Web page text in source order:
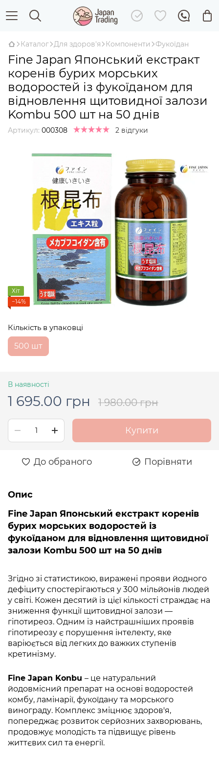
Каталог Для здоров'я Компоненти Фукоїдан
Fine Japan Японський екстракт
коренів бурих морських
водоростей із фукоїданом для
відновлення щитовидної залози
Kombu 500 шт на 50 днів
Артикул: 000308 2 відгуки
Хіт
−14%
Кількість в упаковці
500 шт
В наявності
1 695.00 грн 1 980.00 грн
Купити
До обраного Порівняти
Опис
Fine Japan Японський екстракт коренів
бурих морських водоростей із
фукоїданом для відновлення щитовидної
залози Kombu 500 шт на 50 днів
Згідно зі статистикою, виражені прояви йодного
дефіциту спостерігаються у 300 мільйонів людей
у ​​світі. Кожен десятий із цієї кількості страждає на
зниження функції щитовидної залози —
гіпотиреоз. Одним із найстрашніших проявів
гіпотиреозу є порушення інтелекту, яке
варіюється від легких до важких ступенів
кретинізму.
Fine Japan Konbu – це натуральний
йодовмісний препарат на основі водоростей
комбу, ламінарії, фукоїдану та морського
винограду. Комплекс зміцнює здоров'я,
попереджає розвиток серйозних захворювань,
продовжує молодість та підвищує рівень
життєвих сил та енергії.